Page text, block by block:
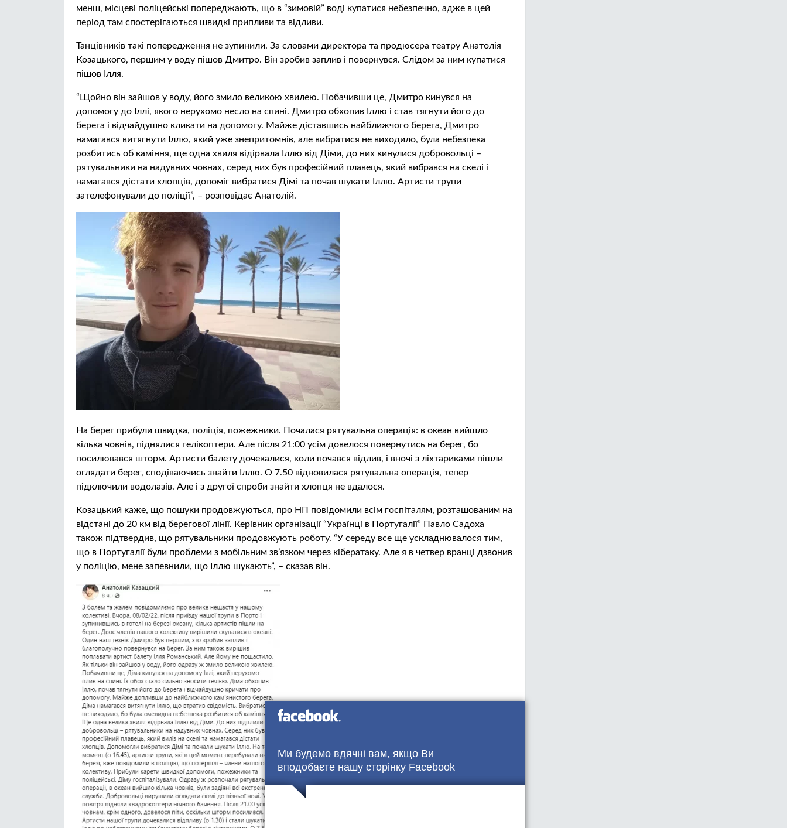
Ми будемо вдячні вам, якщо Ви
вподобаєте нашу сторінку Facebook
менш, місцеві поліцейські попереджають, що в “зимовій” воді купатися небезпечно, адже в цей
період там спостерігаються швидкі припливи та відливи.
Танцівників такі попередження не зупинили. За словами директора та продюсера театру Анатолія
Козацького, першим у воду пішов Дмитро. Він зробив заплив і повернувся. Слідом за ним купатися
пішов Ілля.
“Щойно він зайшов у воду, його змило великою хвилею. Побачивши це, Дмитро кинувся на
допомогу до Іллі, якого нерухомо несло на спині. Дмитро обхопив Іллю і став тягнути його до
берега і відчайдушно кликати на допомогу. Майже діставшись найближчого берега, Дмитро
намагався витягнути Іллю, який уже знепритомнів, але вибратися не виходило, була небезпека
розбитись об каміння, ще одна хвиля відірвала Іллю від Діми, до них кинулися добровольці –
рятувальники на надувних човнах, серед них був професійний плавець, який вибрався на скелі і
намагався дістати хлопців, допоміг вибратися Дімі та почав шукати Іллю. Артисти трупи
зателефонували до поліції”, – розповідає Анатолій.
На берег прибули швидка, поліція, пожежники. Почалася рятувальна операція: в океан вийшло
кілька човнів, піднялися гелікоптери. Але після 21:00 усім довелося повернутись на берег, бо
посилювався шторм. Артисти балету дочекалися, коли почався відлив, і вночі з ліхтариками пішли
оглядати берег, сподіваючись знайти Іллю. О 7.50 відновилася рятувальна операція, тепер
підключили водолазів. Але і з другої спроби знайти хлопця не вдалося.
Козацький каже, що пошуки продовжуються, про НП повідомили всім госпіталям, розташованим на
відстані до 20 км від берегової лінії. Керівник організації “Українці в Португалії” Павло Садоха
також підтвердив, що рятувальники продовжують роботу. “У середу все ще ускладнювалося тим,
що в Португалії були проблеми з мобільним зв’язком через кібератаку. Але я в четвер вранці дзвонив
у поліцію, мене запевнили, що Іллю шукають”, – сказав він.